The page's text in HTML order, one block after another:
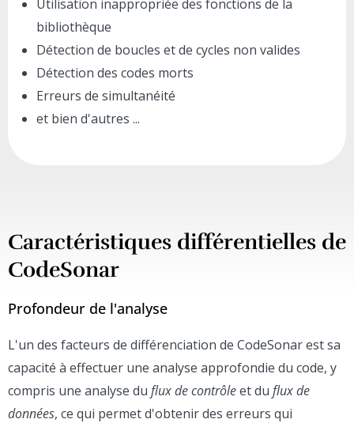
Utilisation inappropriée des fonctions de la
bibliothèque
Détection de boucles et de cycles non valides
Détection des codes morts
Erreurs de simultanéité
et bien d'autres ...
Caractéristiques différentielles de
CodeSonar
Profondeur de l'analyse
L'un des facteurs de différenciation de CodeSonar est sa
capacité à effectuer une analyse approfondie du code, y
compris une analyse du flux de contrôleet du flux de
données, ce qui permet d'obtenir des erreurs qui